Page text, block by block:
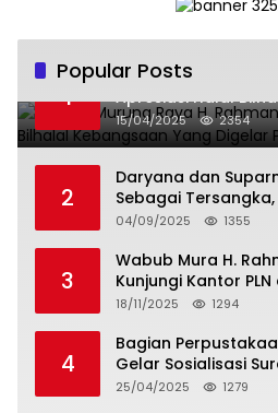
Popular Posts
1
Wabup Murung
Apresiasi Halal
Digelar Pemprov.
15/04/2025 2354
2
Daryana dan
Sebagai
Men Gumpul: “Ini
04/09/2025 1355
3
Wabub Mura H.
Kunjungi Kantor
Usulkan Program
18/11/2025 1294
4
Bagian
Gelar Sosialisasi
Tentang Budaya
25/04/2025 1279